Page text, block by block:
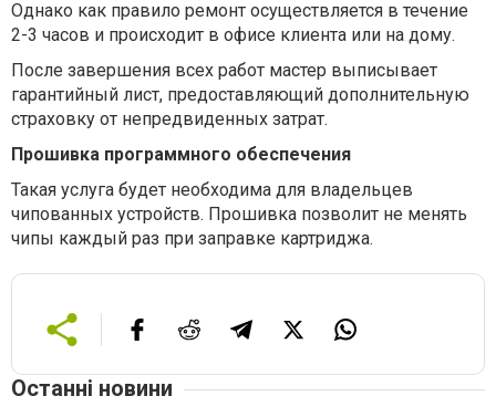
Однако как правило ремонт осуществляется в течение
2-3 часов и происходит в офисе клиента или на дому.
После завершения всех работ мастер выписывает
гарантийный лист, предоставляющий дополнительную
страховку от непредвиденных затрат.
Прошивка программного обеспечения
Такая услуга будет необходима для владельцев
чипованных устройств. Прошивка позволит не менять
чипы каждый раз при заправке картриджа.
Останні новини